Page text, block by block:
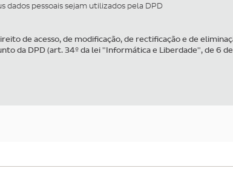
dados pessoais sejam utilizados pela DPD
de acesso, de modificação, de rectificação e de
da DPD (art. 34º da lei "Informática e Liberdade", de 6